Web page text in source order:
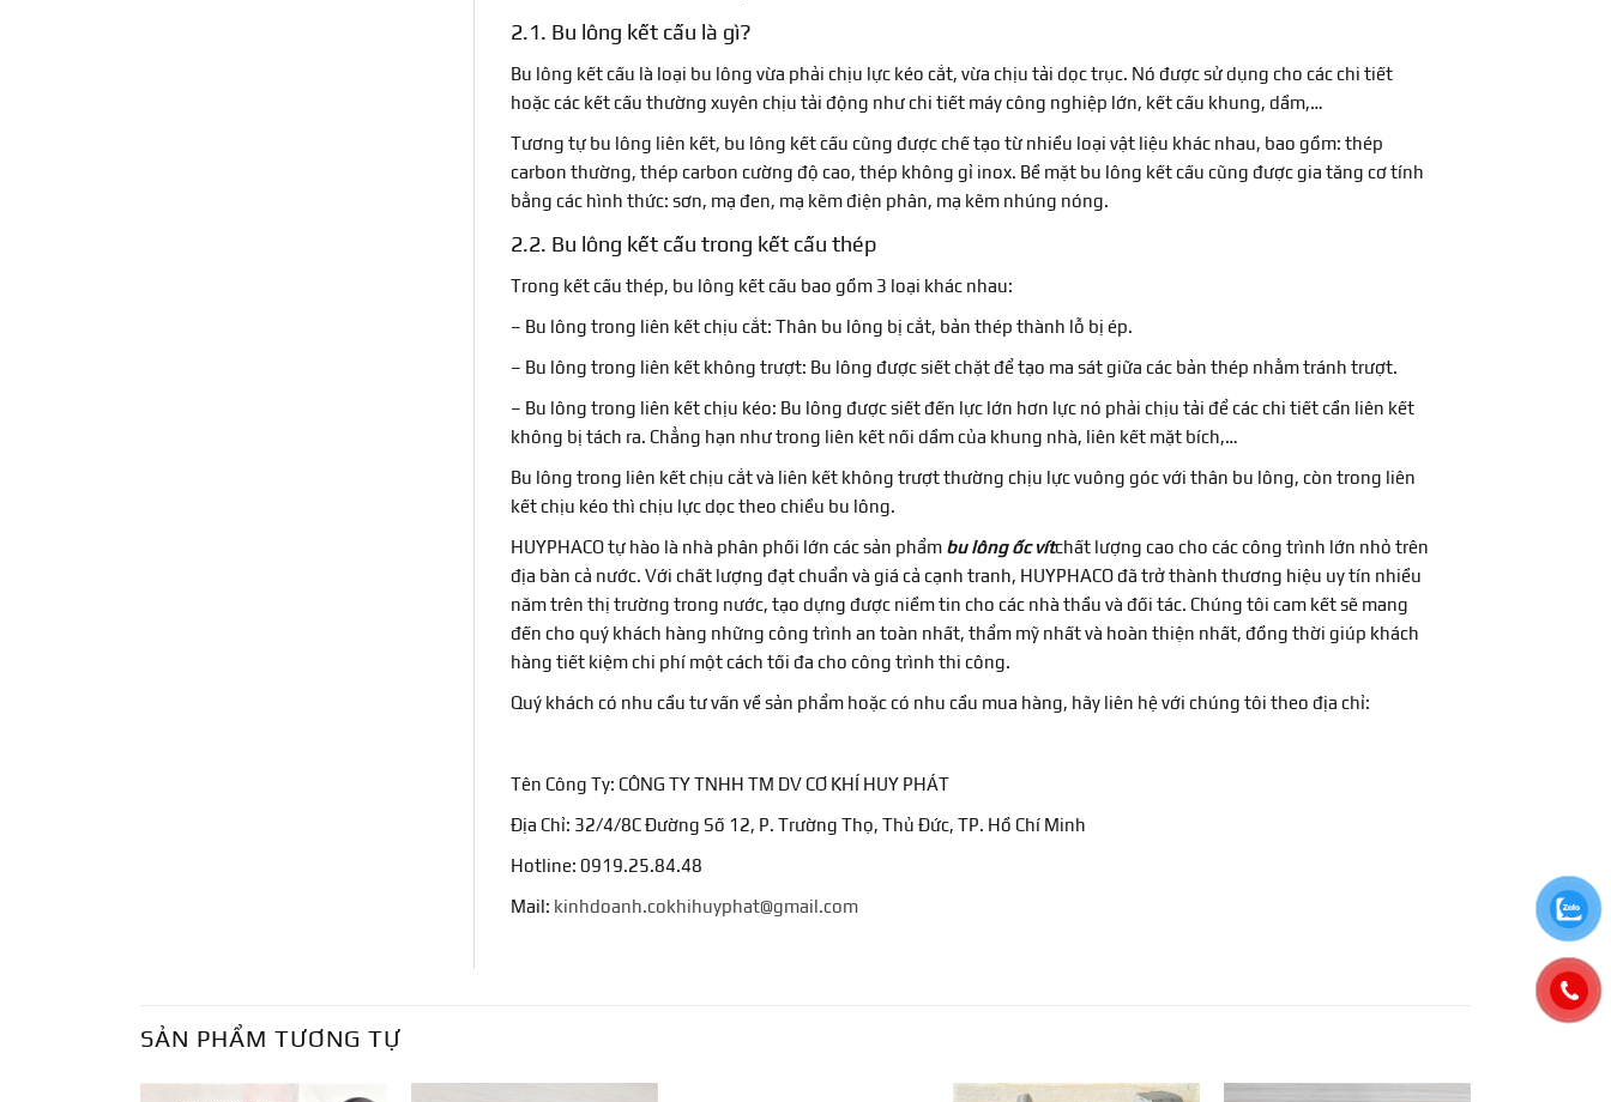
2.1. Bu lông kết cấu là gì?
Bu lông kết cấu là loại bu lông vừa phải chịu lực kéo cắt, vừa chịu tải dọc trục. Nó được sử dụng cho các chi tiết
hoặc các kết cấu thường xuyên chịu tải động như chi tiết máy công nghiệp lớn, kết cấu khung, dầm,…
Tương tự bu lông liên kết, bu lông kết cấu cũng được chế tạo từ nhiều loại vật liệu khác nhau, bao gồm: thép
carbon thường, thép carbon cường độ cao, thép không gỉ inox. Bề mặt bu lông kết cấu cũng được gia tăng cơ tính
bằng các hình thức: sơn, mạ đen, mạ kẽm điện phân, mạ kẽm nhúng nóng.
2.2. Bu lông kết cấu trong kết cấu thép
Trong kết cấu thép, bu lông kết cấu bao gồm 3 loại khác nhau:
– Bu lông trong liên kết chịu cắt: Thân bu lông bị cắt, bản thép thành lỗ bị ép.
– Bu lông trong liên kết không trượt: Bu lông được siết chặt để tạo ma sát giữa các bản thép nhằm tránh trượt.
– Bu lông trong liên kết chịu kéo: Bu lông được siết đến lực lớn hơn lực nó phải chịu tải để các chi tiết cần liên kết
không bị tách ra. Chẳng hạn như trong liên kết nối dầm của khung nhà, liên kết mặt bích,…
Bu lông trong liên kết chịu cắt và liên kết không trượt thường chịu lực vuông góc với thân bu lông, còn trong liên
kết chịu kéo thì chịu lực dọc theo chiều bu lông.
HUYPHACO tự hào là nhà phân phối lớn các sản phẩm bu lông ốc vítchất lượng cao cho các công trình lớn nhỏ trên
địa bàn cả nước. Với chất lượng đạt chuẩn và giá cả cạnh tranh, HUYPHACO đã trở thành thương hiệu uy tín nhiều
năm trên thị trường trong nước, tạo dựng được niềm tin cho các nhà thầu và đối tác. Chúng tôi cam kết sẽ mang
đến cho quý khách hàng những công trình an toàn nhất, thẩm mỹ nhất và hoàn thiện nhất, đồng thời giúp khách
hàng tiết kiệm chi phí một cách tối đa cho công trình thi công.
Quý khách có nhu cầu tư vấn về sản phẩm hoặc có nhu cầu mua hàng, hãy liên hệ với chúng tôi theo địa chỉ:
Tên Công Ty: CÔNG TY TNHH TM DV CƠ KHÍ HUY PHÁT
Địa Chỉ: 32/4/8C Đường Số 12, P. Trường Thọ, Thủ Đức, TP. Hồ Chí Minh
Hotline: 0919.25.84.48
Mail: kinhdoanh.cokhihuyphat@gmail.com
SẢN PHẨM TƯƠNG TỰ